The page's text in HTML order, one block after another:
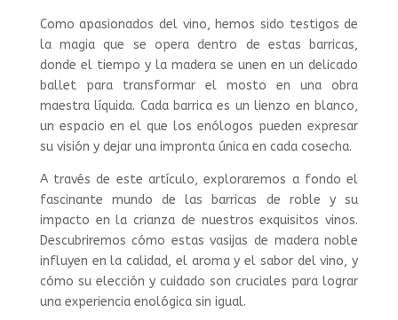
Como apasionados del vino, hemos sido testigos de
la magia que se opera dentro de estas barricas,
donde el tiempo y la madera se unen en un delicado
ballet para transformar el mosto en una obra
maestra líquida. Cada barrica es un lienzo en blanco,
un espacio en el que los enólogos pueden expresar
su visión y dejar una impronta única en cada cosecha.
A través de este artículo, exploraremos a fondo el
fascinante mundo de las barricas de roble y su
impacto en la crianza de nuestros exquisitos vinos.
Descubriremos cómo estas vasijas de madera noble
influyen en la calidad, el aroma y el sabor del vino, y
cómo su elección y cuidado son cruciales para lograr
una experiencia enológica sin igual.